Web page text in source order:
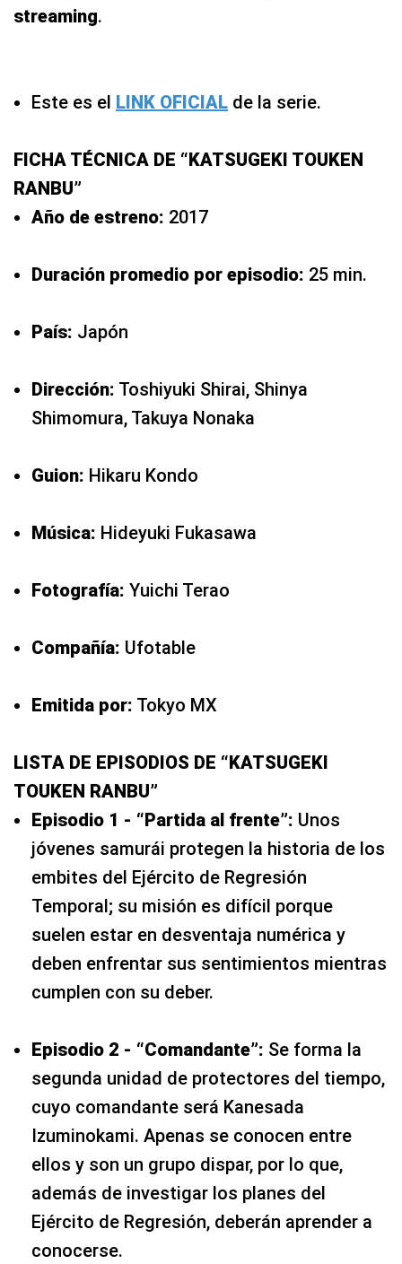
streaming.
Este es el LINK OFICIAL de la serie.
FICHA TÉCNICA DE “KATSUGEKI TOUKEN
RANBU”
Año de estreno: 2017
Duración promedio por episodio: 25 min.
País: Japón
Dirección: Toshiyuki Shirai, Shinya
Shimomura, Takuya Nonaka
Guion: Hikaru Kondo
Música: Hideyuki Fukasawa
Fotografía: Yuichi Terao
Compañía: Ufotable
Emitida por: Tokyo MX
LISTA DE EPISODIOS DE “KATSUGEKI
TOUKEN RANBU”
Episodio 1 - “Partida al frente”: Unos
jóvenes samurái protegen la historia de los
embites del Ejército de Regresión
Temporal; su misión es difícil porque
suelen estar en desventaja numérica y
deben enfrentar sus sentimientos mientras
cumplen con su deber.
Episodio 2 - “Comandante”: Se forma la
segunda unidad de protectores del tiempo,
cuyo comandante será Kanesada
Izuminokami. Apenas se conocen entre
ellos y son un grupo dispar, por lo que,
además de investigar los planes del
Ejército de Regresión, deberán aprender a
conocerse.